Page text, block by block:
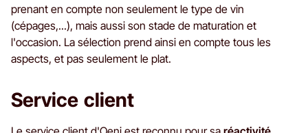
prenant en compte non seulement le type de vin
(cépages,...), mais aussi son stade de maturation et
l'occasion. La sélection prend ainsi en compte tous les
aspects, et pas seulement le plat.
Service client